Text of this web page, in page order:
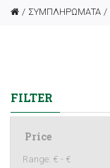
ΣΥΜΠΛΗΡΩΜΑΤΑ
FILTER
Price
Range: € - €